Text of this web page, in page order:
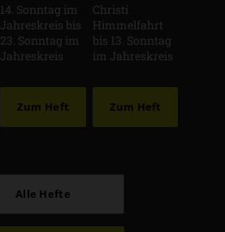
14. Sonntag im
Jahreskreis bis
23. Sonntag im
Jahreskreis
Zum Heft
Christi
Himmelfahrt
bis 13. Sonntag
im Jahreskreis
Zum Heft
Alle Hefte